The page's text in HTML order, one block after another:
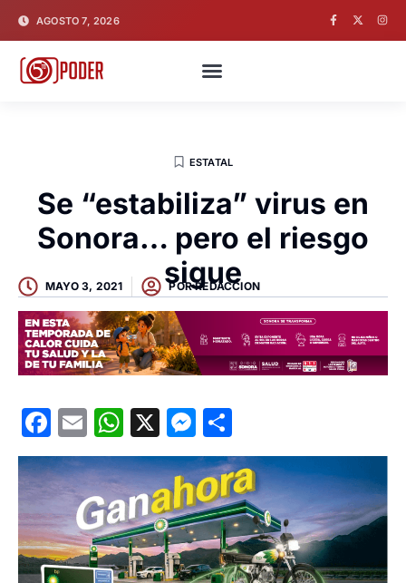
AGOSTO 7, 2026
ESTATAL
Se “estabiliza” virus en
Sonora… pero el riesgo
sigue
MAYO 3, 2021 PORREDACCION
Facebook
EmailWhatsApp
X Messenger